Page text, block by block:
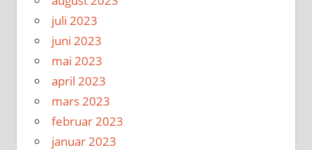
juli 2023
juni 2023
mai 2023
april 2023
mars 2023
februar 2023
januar 2023